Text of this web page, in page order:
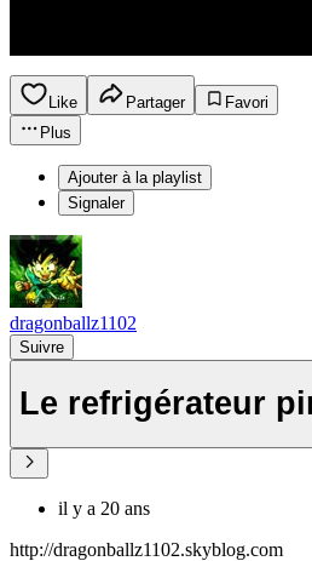
Like Partager
Favori
Plus
Ajouter à la playlist
Signaler
dragonballz1102
Suivre
Le refrigérateur
il y a 20 ans
http://dragonballz1102.skyblog.com